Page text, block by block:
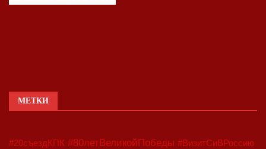
МЕТКИ
#20съездКПК #80летВеликойПобеды #ВизитСиВРоссию